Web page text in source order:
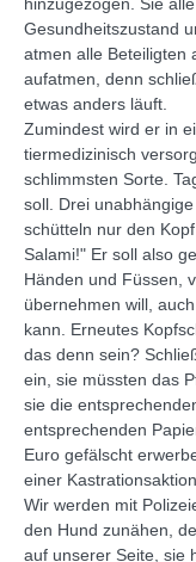
hinzugezogen. Sie
Gesundheitszustand
atmen alle Beteiligten
aufatmen, denn
etwas anders läuft.
Zumindest wird er in
tiermedizinisch
schlimmsten Sorte.
soll. Drei
schütteln nur den
Salami!" Er soll also
Händen und Füssen,
übernehmen will,
kann. Erneutes
das denn sein?
ein, sie müssten das
sie die
entsprechenden
Euro gefälscht
einer
Wir werden mit
den Hund zunähen,
auf unserer Seite, sie